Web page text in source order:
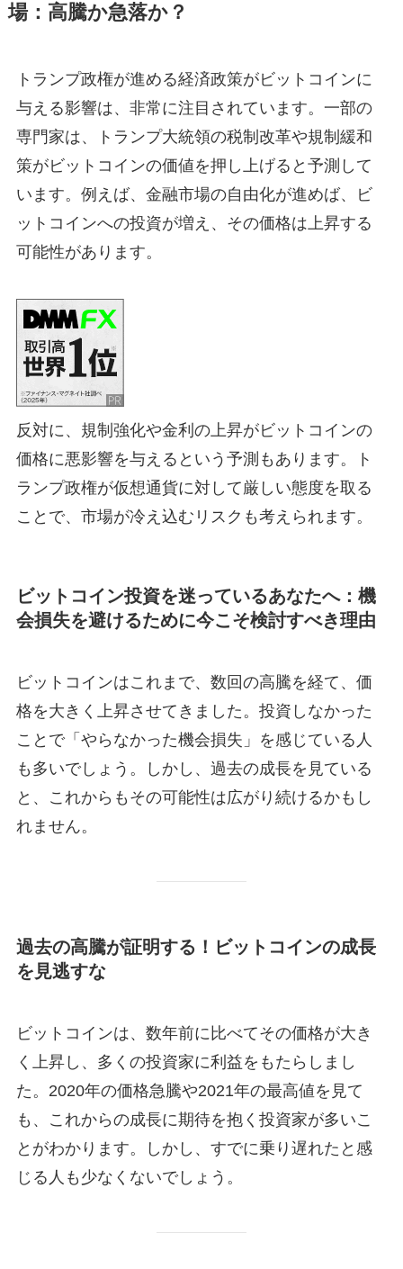
場：高騰か急落か？
トランプ政権が進める経済政策がビットコインに
与える影響は、非常に注目されています。一部の
専門家は、トランプ大統領の税制改革や規制緩和
策がビットコインの価値を押し上げると予測して
います。例えば、金融市場の自由化が進めば、ビ
ットコインへの投資が増え、その価格は上昇する
可能性があります。
反対に、規制強化や金利の上昇がビットコインの
価格に悪影響を与えるという予測もあります。ト
ランプ政権が仮想通貨に対して厳しい態度を取る
ことで、市場が冷え込むリスクも考えられます。
ビットコイン投資を迷っているあなたへ：機
会損失を避けるために今こそ検討すべき理由
ビットコインはこれまで、数回の高騰を経て、価
格を大きく上昇させてきました。投資しなかった
ことで「やらなかった機会損失」を感じている人
も多いでしょう。しかし、過去の成長を見ている
と、これからもその可能性は広がり続けるかもし
れません。
過去の高騰が証明する！ビットコインの成長
を見逃すな
ビットコインは、数年前に比べてその価格が大き
く上昇し、多くの投資家に利益をもたらしまし
た。2020年の価格急騰や2021年の最高値を見て
も、これからの成長に期待を抱く投資家が多いこ
とがわかります。しかし、すでに乗り遅れたと感
じる人も少なくないでしょう。